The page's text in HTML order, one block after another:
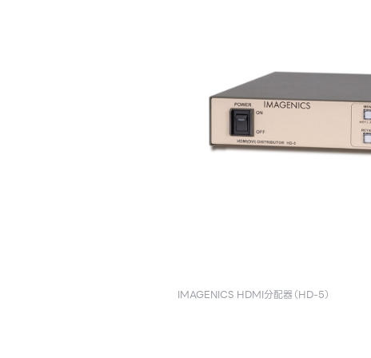
IMAGENICS HDMI分配器（HD-5）